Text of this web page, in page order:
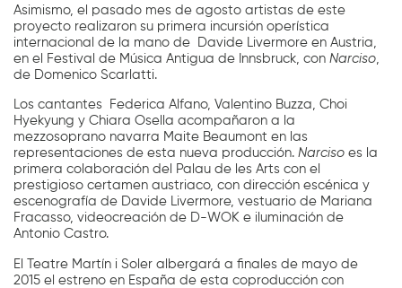
Asimismo, el pasado mes de agosto artistas de este
proyecto realizaron su primera incursión operística
internacional de la mano de Davide Livermore en Austria,
en el Festival de Música Antigua de Innsbruck, conNarciso,
de Domenico Scarlatti.
Los cantantes Federica Alfano, Valentino Buzza, Choi
Hyekyung y Chiara Osella acompañaron a la
mezzosoprano navarra Maite Beaumont en las
representaciones de esta nueva producción.Narciso es la
primera colaboración del Palau de les Arts con el
prestigioso certamen austriaco, con dirección escénica y
escenografía de Davide Livermore, vestuario de Mariana
Fracasso, videocreación de D-WOK e iluminación de
Antonio Castro.
El Teatre Martín i Soler albergará a finales de mayo de
2015 el estreno en España de esta coproducción con